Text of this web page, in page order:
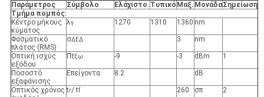
Παράμετρος Σύμβολο Ελάχιστο. Τυπικό Μαξ. ΜονάδαΣημείωση
Τμήμα πομπός:
Κέντρο μήκους
κύματος
λγ 1270 1310 1360 nm
Φασματικό
πλάτος (RMS)
σΔΕΔ 3 nm
Οπτική ισχύς
εξόδου
ΠΈξω -9 -3 dBm 1
Ποσοστό
εξαφάνισης
Επείγοντα 8.2 dB
Οπτικός χρόνος tr/ tf 260 σπ 2